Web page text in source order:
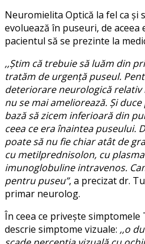
Neuromielita Optică la fel ca și
evoluează în puseuri, de aceea
pacientul să se prezinte la
,,Știm că trebuie să luăm din
tratăm de urgență puseul.
deteriorare neurologică relativ
nu se mai ameliorează. Și
bază să zicem inferioară din
ceea ce era înaintea puseului.
poate să nu fie chiar atât de
cu metilprednisolon, cu
imunoglobuline intravenos.
pentru puseu”, a precizat dr.
primar neurolog.
În ceea ce privește simptomele
descrie simptome vizuale: ,,o